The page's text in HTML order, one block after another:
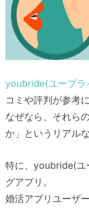
youbride(ユーブラ
コミや評判が参考
なぜなら、それら
か」というリアル
特に、youbride(ユ
グアプリ。
婚活アプリユーザ